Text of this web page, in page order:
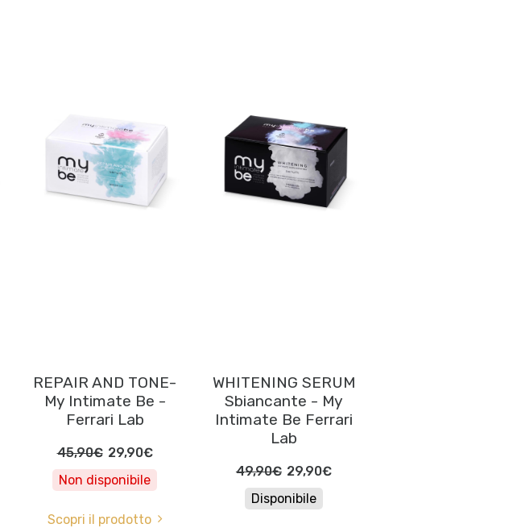
REPAIR AND TONE-
My Intimate Be -
Ferrari Lab
45,90€ 29,90€
Non disponibile
Scopri il prodotto
WHITENING SERUM
Sbiancante - My
Intimate Be Ferrari
Lab
49,90€ 29,90€
Disponibile